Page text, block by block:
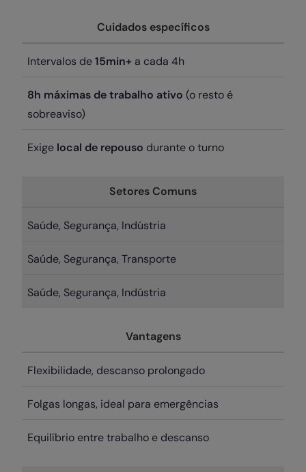
Cuidados específicos
Intervalos de15min+ a cada 4h
8h máximas de trabalho ativo (o resto é
sobreaviso)
Exige local de repouso durante o turno
Setores Comuns
Saúde, Segurança, Indústria
Saúde, Segurança, Transporte
Saúde, Segurança, Indústria
Vantagens
Flexibilidade, descanso prolongado
Folgas longas, ideal para emergências
Equilíbrio entre trabalho e descanso